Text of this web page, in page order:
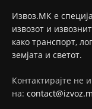
Извоз.МК е
извозот и
како транспорт,
земјата и светот.
Контактирајте не
на: